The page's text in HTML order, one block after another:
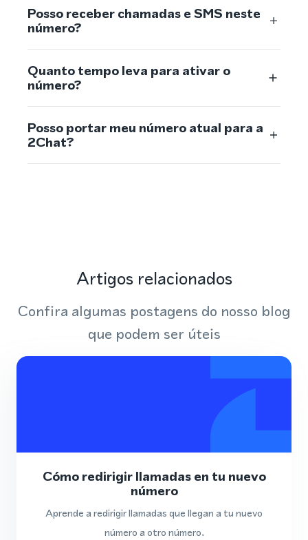
Posso receber chamadas e SMS neste
número?
Quanto tempo leva para ativar o
número?
Posso portar meu número atual para a
2Chat?
Artigos relacionados
Confira algumas postagens do nosso blog
que podem ser úteis
Cómo redirigir llamadas en tu nuevo
número
Aprende a redirigir llamadas que llegan a tu nuevo
número a otro número.